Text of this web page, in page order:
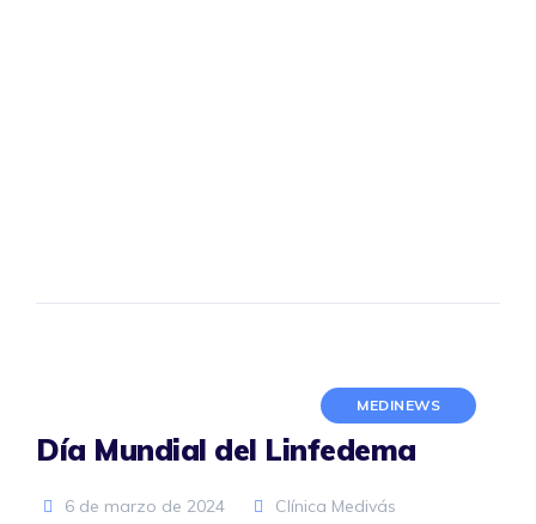
MEDINEWS
Día Mundial del Linfedema
6 de marzo de 2024 Clínica Medivás